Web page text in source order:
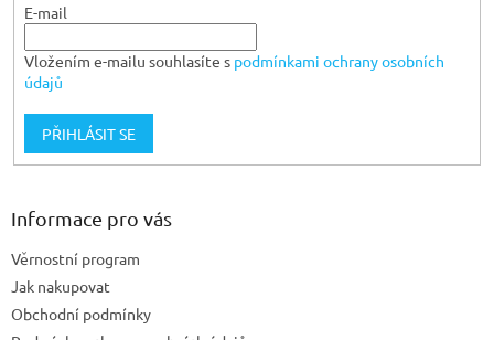
E-mail
Vložením e-mailu souhlasíte s podmínkami ochrany osobních
údajů
PŘIHLÁSIT SE
Informace pro vás
Věrnostní program
Jak nakupovat
Obchodní podmínky